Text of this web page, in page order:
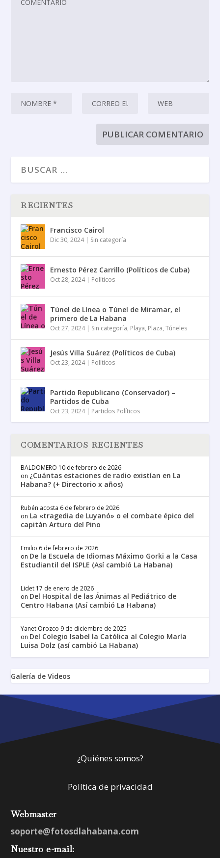
RECIENTES
Francisco Cairol
Dic 30, 2024| Sin categoría
Ernesto Pérez Carrillo (Políticos de Cuba)
Oct 28, 2024| Políticos
Túnel de Línea o Túnel de Miramar, el
primero de La Habana
Oct 27, 2024| Sin categoría, Playa, Plaza,Túneles
Jesús Villa Suárez (Políticos de Cuba)
Oct 23, 2024| Políticos
Partido Republicano (Conservador) –
Partidos de Cuba
Oct 23, 2024| Partidos Políticos
COMENTARIOS RECIENTES
BALDOMERO 10 de febrero de 2026
on ¿Cuántas estaciones de radio existían en La
Habana? (+ Directorio x años)
Rubén acosta 6 de febrero de 2026
on La «tragedia de Luyanó» o el combate épico del
capitán Arturo del Pino
Emilio 6 de febrero de 2026
on De la Escuela de Idiomas Máximo Gorki a la Casa
Estudiantil del ISPLE (Así cambió La Habana)
Lidet 17 de enero de 2026
on Del Hospital de las Ánimas al Pediátrico de
Centro Habana (Así cambió La Habana)
Yanet Orozco 9 de diciembre de 2025
on Del Colegio Isabel la Católica al Colegio María
Luisa Dolz (así cambió La Habana)
Galería de Videos
¿Quiénes somos?
Política de privacidad
Webmaster
soporte@fotosdlahabana.com
Nuestro e-mail: